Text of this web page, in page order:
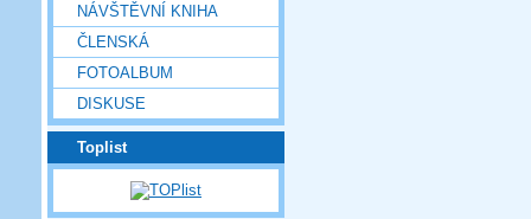
NÁVŠTĚVNÍ KNIHA
ČLENSKÁ
FOTOALBUM
DISKUSE
Toplist